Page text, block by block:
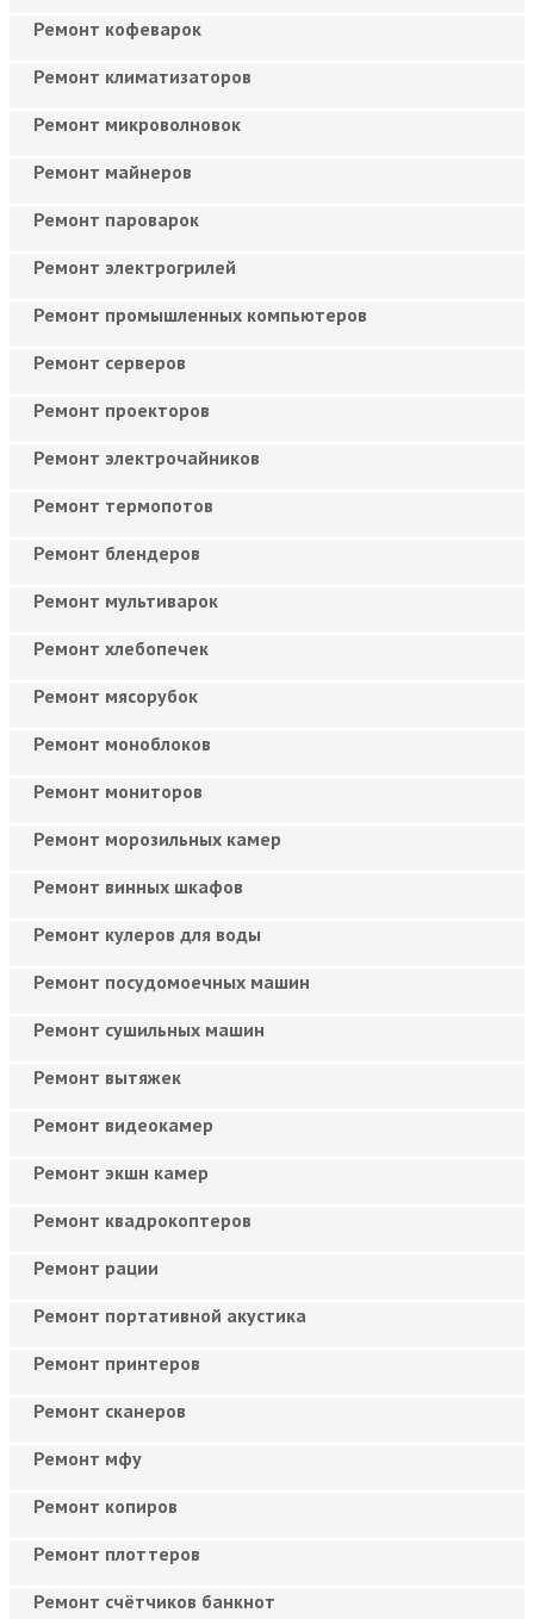
Ремонт кофеварок
Ремонт климатизаторов
Ремонт микроволновок
Ремонт майнеров
Ремонт пароварок
Ремонт электрогрилей
Ремонт промышленных компьютеров
Ремонт серверов
Ремонт проекторов
Ремонт электрочайников
Ремонт термопотов
Ремонт блендеров
Ремонт мультиварок
Ремонт хлебопечек
Ремонт мясорубок
Ремонт моноблоков
Ремонт мониторов
Ремонт морозильных камер
Ремонт винных шкафов
Ремонт кулеров для воды
Ремонт посудомоечных машин
Ремонт сушильных машин
Ремонт вытяжек
Ремонт видеокамер
Ремонт экшн камер
Ремонт квадрокоптеров
Ремонт рации
Ремонт портативной акустика
Ремонт принтеров
Ремонт сканеров
Ремонт мфу
Ремонт копиров
Ремонт плоттеров
Ремонт счётчиков банкнот